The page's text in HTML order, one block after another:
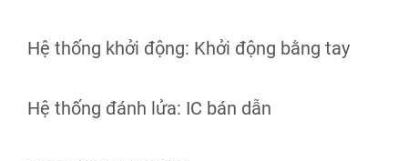
Hệ thống khởi động: Khởi động bằng tay
Hệ thống đánh lửa: IC bán dẫn